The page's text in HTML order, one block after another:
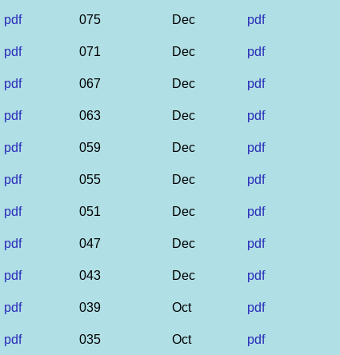
pdf 075 Dec pdf
pdf 071 Dec pdf
pdf 067 Dec pdf
pdf 063 Dec pdf
pdf 059 Dec pdf
pdf 055 Dec pdf
pdf 051 Dec pdf
pdf 047 Dec pdf
pdf 043 Dec pdf
pdf 039 Oct pdf
pdf 035 Oct pdf